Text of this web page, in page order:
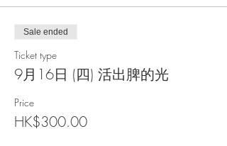
9月16日 (四) 活出脾的光
9月23日 (四) 從關係中活出自己的腎臟
9月30日 (四) 認識你的神聖殿堂
時間：8:00pm-9:30pm
地點：Zoom
能量交換：$300/堂；$1800/6堂送一次蓮
花聖石療程#
主持人：Satya Shanti Kaur
Sale ended
Ticket type
9月16日 (四) 活出脾的光
Price
HK$300.00